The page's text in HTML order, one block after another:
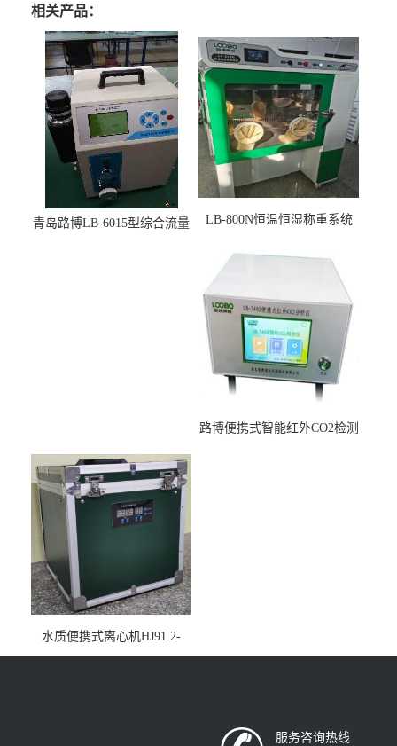
相关产品：
青岛路博LB-6015型综合流量
LB-800N恒温恒湿称重系统
路博便携式智能红外CO2检测
水质便携式离心机HJ91.2-
2022地表水总磷监测内置有
服务咨询热线